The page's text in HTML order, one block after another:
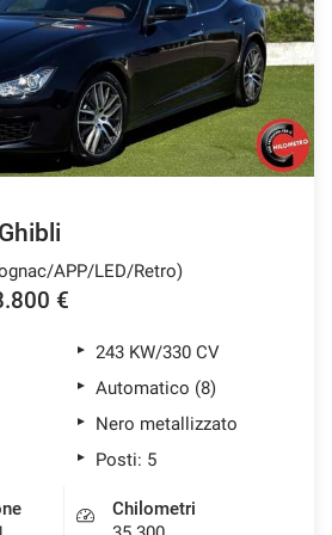
APP/LED/Retro)
€
243 KW/330 CV
Automatico (8)
Nero metallizzato
Posti: 5
Chilometri